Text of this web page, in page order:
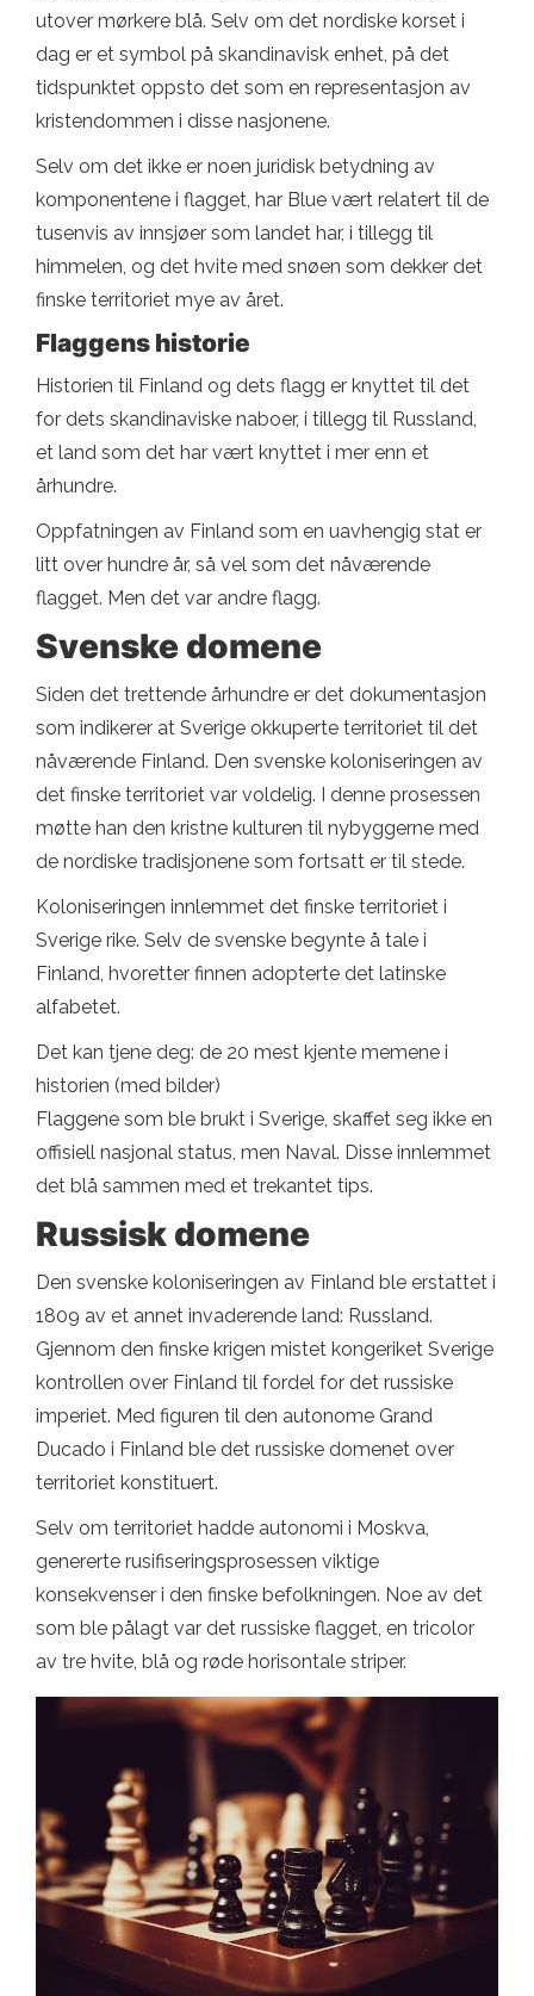
utover mørkere blå. Selv om det nordiske korset i
dag er et symbol på skandinavisk enhet, på det
tidspunktet oppsto det som en representasjon av
kristendommen i disse nasjonene.
Selv om det ikke er noen juridisk betydning av
komponentene i flagget, har Blue vært relatert til de
tusenvis av innsjøer som landet har, i tillegg til
himmelen, og det hvite med snøen som dekker det
finske territoriet mye av året.
Flaggens historie
Historien til Finland og dets flagg er knyttet til det
for dets skandinaviske naboer, i tillegg til Russland,
et land som det har vært knyttet i mer enn et
århundre.
Oppfatningen av Finland som en uavhengig stat er
litt over hundre år, så vel som det nåværende
flagget. Men det var andre flagg.
Svenske domene
Siden det trettende århundre er det dokumentasjon
som indikerer at Sverige okkuperte territoriet til det
nåværende Finland. Den svenske koloniseringen av
det finske territoriet var voldelig. I denne prosessen
møtte han den kristne kulturen til nybyggerne med
de nordiske tradisjonene som fortsatt er til stede.
Koloniseringen innlemmet det finske territoriet i
Sverige rike. Selv de svenske begynte å tale i
Finland, hvoretter finnen adopterte det latinske
alfabetet.
Det kan tjene deg: de 20 mest kjente memene i
historien (med bilder)
Flaggene som ble brukt i Sverige, skaffet seg ikke en
offisiell nasjonal status, men Naval. Disse innlemmet
det blå sammen med et trekantet tips.
Russisk domene
Den svenske koloniseringen av Finland ble erstattet i
1809 av et annet invaderende land: Russland.
Gjennom den finske krigen mistet kongeriket Sverige
kontrollen over Finland til fordel for det russiske
imperiet. Med figuren til den autonome Grand
Ducado i Finland ble det russiske domenet over
territoriet konstituert.
Selv om territoriet hadde autonomi i Moskva,
genererte rusifiseringsprosessen viktige
konsekvenser i den finske befolkningen. Noe av det
som ble pålagt var det russiske flagget, en tricolor
av tre hvite, blå og røde horisontale striper.